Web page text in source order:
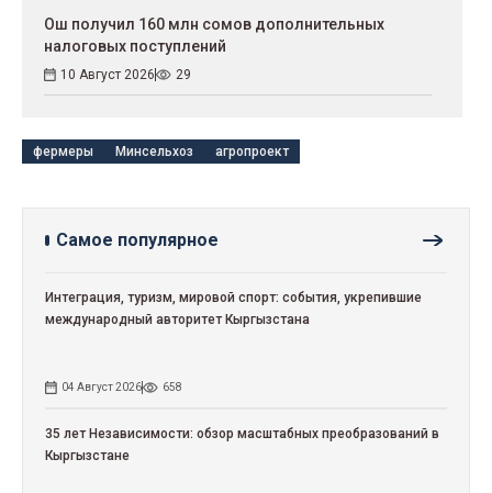
Ош получил 160 млн сомов дополнительных
налоговых поступлений
10 Август 2026 29
фермеры Минсельхоз агропроект
Самое популярное
Интеграция, туризм, мировой спорт: события, укрепившие
международный авторитет Кыргызстана
04 Август 2026 658
35 лет Независимости: обзор масштабных преобразований в
Кыргызстане